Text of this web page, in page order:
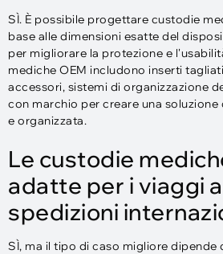
SÌ. È possibile progettare custodie
base alle dimensioni esatte del
per migliorare la protezione e
mediche OEM includono inserti
accessori, sistemi di organizzazione
con marchio per creare una
e organizzata.
Le custodie
adatte per i viaggi
spedizioni
SÌ, ma il tipo di caso migliore dipende